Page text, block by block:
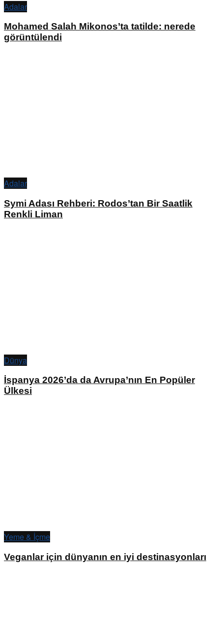
Adalar
Mohamed Salah Mikonos’ta tatilde: nerede
görüntülendi
Adalar
Symi Adası Rehberi: Rodos’tan Bir Saatlik
Renkli Liman
Dünya
İspanya 2026’da da Avrupa’nın En Popüler
Ülkesi
Yeme & İçme
Veganlar için dünyanın en iyi destinasyonları